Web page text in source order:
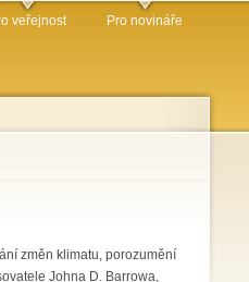
veřejnost Pro novináře
změn klimatu, porozumění
Johna D. Barrowa,